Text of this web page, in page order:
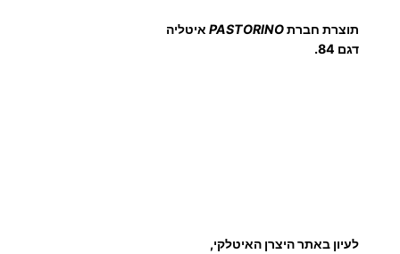
תוצרת חברתPASTORINO איטליה
דגם 84.
לעיון באתר היצרן האיטלקי,